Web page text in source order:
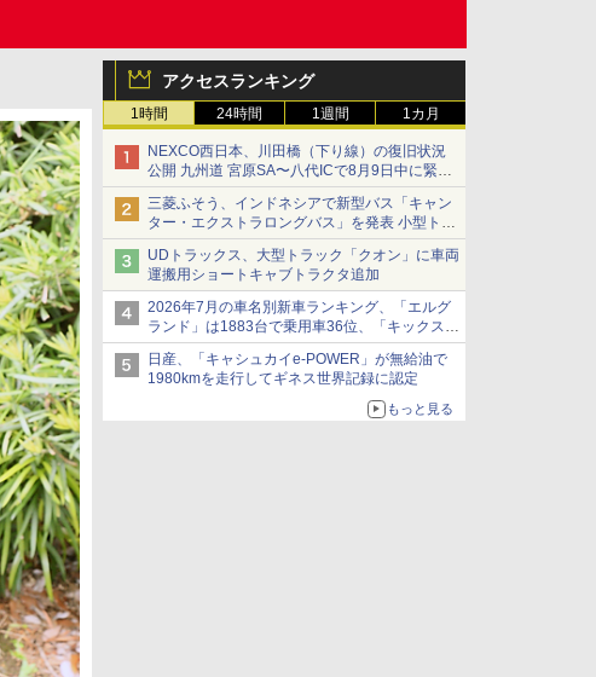
アクセスランキング
1時間 24時間 1週間 1カ月
NEXCO西日本、川田橋（下り線）の復旧状況
公開 九州道 宮原SA〜八代ICで8月9日中に緊急
車両を通行可能に
三菱ふそう、インドネシアで新型バス「キャン
ター・エクストラロングバス」を発表 小型トラ
ックベースの観光・旅客輸送向けバス
UDトラックス、大型トラック「クオン」に車両
運搬用ショートキャブトラクタ追加
2026年7月の車名別新車ランキング、「エルグ
ランド」は1883台で乗用車36位、「キックス」
は2591台で27位に
日産、「キャシュカイe-POWER」が無給油で
1980kmを走行してギネス世界記録に認定
もっと見る